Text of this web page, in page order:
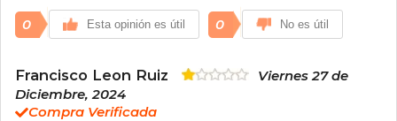
0 Esta opinión es útil 0 No es útil
Francisco Leon Ruiz
Viernes 27 de
Diciembre, 2024
Compra Verificada